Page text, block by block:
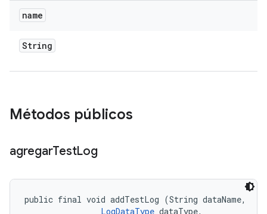
name
String
Métodos públicos
agregarTestLog
public final void addTestLog (String dataName,
LogDataType dataType,